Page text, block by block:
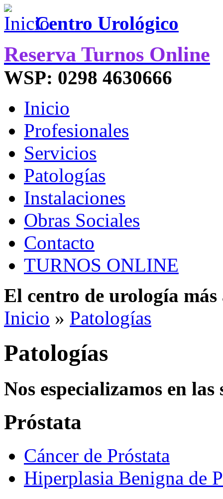
Centro Urológico
Reserva Turnos Online
WSP: 0298 4630666
Inicio
Profesionales
Servicios
Patologías
Instalaciones
Obras Sociales
Contacto
TURNOS ONLINE
El centro de urología
Inicio » Patologías
Patologías
Nos especializamos en
Próstata
Cáncer de Próstata
Hiperplasia Benigna de